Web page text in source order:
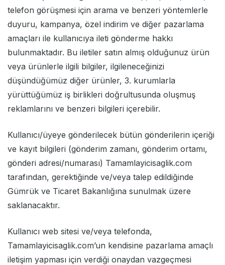
telefon görüşmesi için arama ve benzeri yöntemlerle
duyuru, kampanya, özel indirim ve diğer pazarlama
amaçları ile kullanıcıya ileti gönderme hakkı
bulunmaktadır. Bu iletiler satın almış olduğunuz ürün
veya ürünlerle ilgili bilgiler, ilgileneceğinizi
düşündüğümüz diğer ürünler, 3. kurumlarla
yürüttüğümüz iş birlikleri doğrultusunda oluşmuş
reklamlarını ve benzeri bilgileri içerebilir.
Kullanıcı/üyeye gönderilecek bütün gönderilerin içeriği
ve kayıt bilgileri (gönderim zamanı, gönderim ortamı,
gönderi adresi/numarası) Tamamlayicisaglik.com
tarafından, gerektiğinde ve/veya talep edildiğinde
Gümrük ve Ticaret Bakanlığına sunulmak üzere
saklanacaktır.
Kullanıcı web sitesi ve/veya telefonda,
Tamamlayicisaglik.com’un kendisine pazarlama amaçlı
iletişim yapması için verdiği onaydan vazgeçmesi